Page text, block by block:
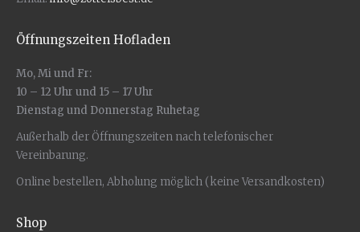
Öffnungszeiten Hofladen
Mo, Mi und Fr:
10 – 12 Uhr und 15 – 17 Uhr
Dienstag und Donnerstag Ruhetag
Außerhalb der Öffnungszeiten nach telefonischer
Vereinbarung.
Online bestellen, Abholung möglich (keine Versandkosten)
Shop